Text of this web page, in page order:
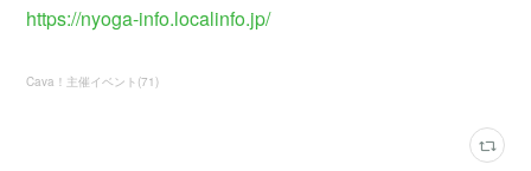
https://nyoga-info.localinfo.jp/
Cava！主催イベント (71)